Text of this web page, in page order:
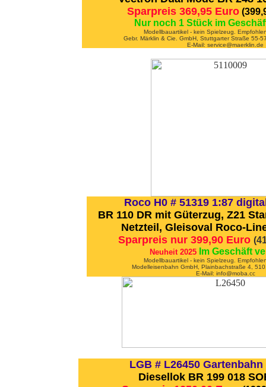
Sparpreis 369,95 Euro
Nur noch 1 Stück im
Modellbauartikel - kein Spielzeug.
Gebr. Märklin & Cie. GmbH, Stuttgarter Straße 55-
E-Mail: service@maerklin.de
Roco H0 # 51319 1:87
BR 110 DR mit Güterzug, Z21
Netzteil, Gleisoval Roco-
Sparpreis nur 399,90 Euro
Neuheit 2025 Im Geschäft
Modellbauartikel - kein Spielzeug.
Modelleisenbahn GmbH, Plainbachstraße 4,
E-Mail: info@moba.cc
LGB # L26450
Diesellok BR 199 018